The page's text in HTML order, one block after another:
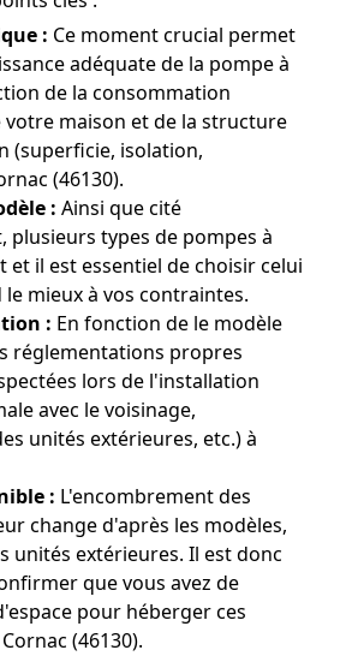
: Ce moment crucial permet
adéquate de la pompe à
de la consommation
maison et de la structure
(superficie, isolation,
(46130).
: Ainsi que cité
plusieurs types de pompes à
et il est essentiel de choisir celui
mieux à vos contraintes.
: En fonction de le modèle
réglementations propres
lors de l'installation
avec le voisinage,
unités extérieures, etc.) à
: L'encombrement des
change d'après les modèles,
unités extérieures. Il est donc
que vous avez de
pour héberger ces
(46130).